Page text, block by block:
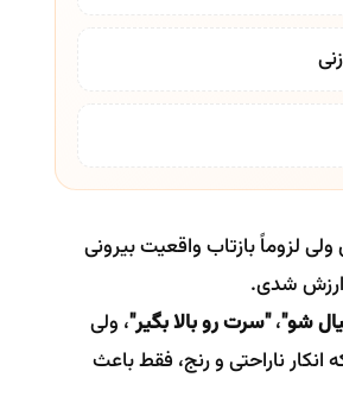
لزوماً بازتاب واقعیت بیرونی
شدی.
شو"،"سرت رو بالا بگیر"، ولی
ناراحتی و رنج، فقط باعث